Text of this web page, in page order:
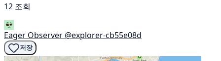
12 조회
Eager Observer @explorer-cb55e08d
저장